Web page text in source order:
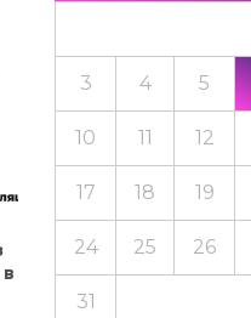
3 4 5
10 11 12
17 18 19
24 25 26
31